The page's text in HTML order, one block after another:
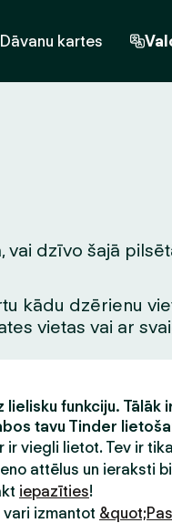
Dāvanu kartes
dzīvo šajā
kādu dzērienu
vietas vai ar
lielisku funkciju. Tālāk
tavu Tinder
ir viegli lietot. Tev ir
attēlus un ieraksti
iepazīties!
vari izmantot